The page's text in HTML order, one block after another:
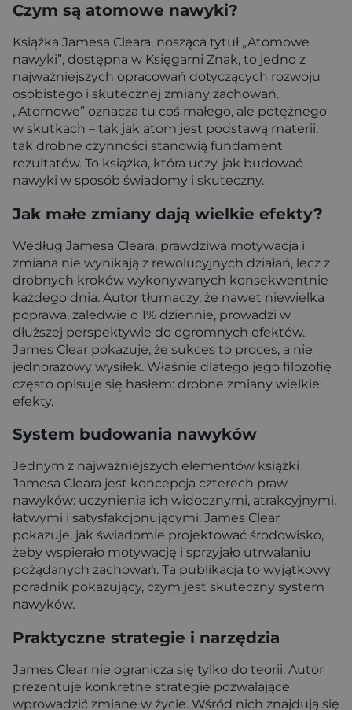
Czym są atomowe nawyki?
Książka Jamesa Cleara, nosząca tytuł „Atomowe
nawyki”, dostępna w Księgarni Znak, to jedno z
najważniejszych opracowań dotyczących rozwoju
osobistego i skutecznej zmiany zachowań.
„Atomowe” oznacza tu coś małego, ale potężnego
w skutkach – tak jak atom jest podstawą materii,
tak drobne czynności stanowią fundament
rezultatów. To książka, która uczy, jak budować
nawyki w sposób świadomy i skuteczny.
Jak małe zmiany dają wielkie efekty?
Według Jamesa Cleara, prawdziwa motywacja i
zmiana nie wynikają z rewolucyjnych działań, lecz z
drobnych kroków wykonywanych konsekwentnie
każdego dnia. Autor tłumaczy, że nawet niewielka
poprawa, zaledwie o 1% dziennie, prowadzi w
dłuższej perspektywie do ogromnych efektów.
James Clear pokazuje, że sukces to proces, a nie
jednorazowy wysiłek. Właśnie dlatego jego filozofię
często opisuje się hasłem: drobne zmiany wielkie
efekty.
System budowania nawyków
Jednym z najważniejszych elementów książki
Jamesa Cleara jest koncepcja czterech praw
nawyków: uczynienia ich widocznymi, atrakcyjnymi,
łatwymi i satysfakcjonującymi. James Clear
pokazuje, jak świadomie projektować środowisko,
żeby wspierało motywację i sprzyjało utrwalaniu
pożądanych zachowań. Ta publikacja to wyjątkowy
poradnik pokazujący, czym jest skuteczny system
nawyków.
Praktyczne strategie i narzędzia
James Clear nie ogranicza się tylko do teorii. Autor
prezentuje konkretne strategie pozwalające
wprowadzić zmianę w życie. Wśród nich znajdują się